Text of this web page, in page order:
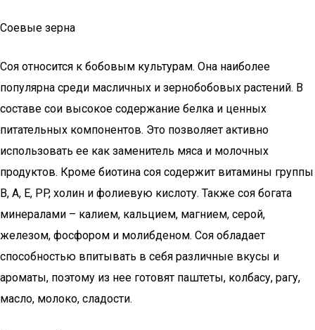
Соевые зерна
Соя относится к бобовым культурам. Она наиболее
популярна среди масличных и зернобобовых растений. В
составе сои высокое содержание белка и ценных
питательных компонентов. Это позволяет активно
использовать ее как заменитель мяса и молочных
продуктов. Кроме биотина соя содержит витамины группы
B, A, E, PP, холин и фолиевую кислоту. Также соя богата
минералами – калием, кальцием, магнием, серой,
железом, фосфором и молибденом. Соя обладает
способностью впитывать в себя различные вкусы и
ароматы, поэтому из нее готовят паштеты, колбасу, рагу,
масло, молоко, сладости.